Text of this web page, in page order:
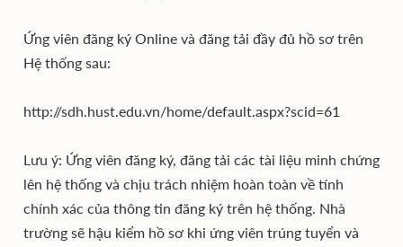
Ứng viên đăng ký Online và đăng tải đầy đủ hồ sơ trên
Hệ thống sau:
http://sdh.hust.edu.vn/home/default.aspx?scid=61
Lưu ý: Ứng viên đăng ký, đăng tải các tài liệu minh chứng
lên hệ thống và chịu trách nhiệm hoàn toàn về tính
chính xác của thông tin đăng ký trên hệ thống. Nhà
trường sẽ hậu kiểm hồ sơ khi ứng viên trúng tuyển và